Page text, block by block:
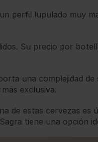
perfil lupulado muy
Su precio por
una complejidad
exclusiva.
de estas cervezas
tiene una opción